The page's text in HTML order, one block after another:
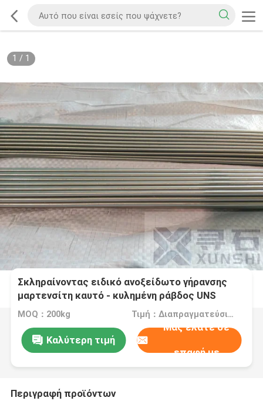
1 / 1
Σκληραίνοντας ειδικό ανοξείδωτο γήρανσης
μαρτενσίτη καυτό - κυλημένη ράβδος UNS
S46500
MOQ：200kg Τιμή：Διαπραγματεύσιμα
Καλύτερη τιμή
Μας ελάτε σε
επαφή με
Περιγραφή προϊόντων